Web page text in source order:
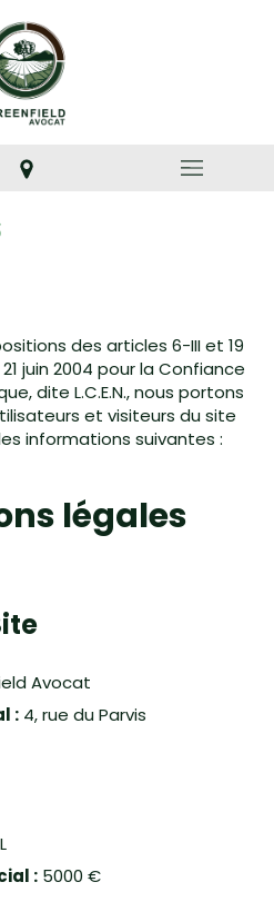
des articles 6-III et 19
juin 2004 pour la Confiance
dite L.C.E.N., nous portons
et visiteurs du site
informations suivantes :
légales
Avocat
: 4, rue du Parvis
: 5000 €